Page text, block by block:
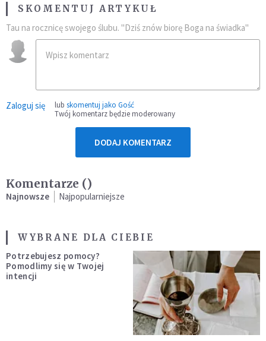
SKOMENTUJ ARTYKUŁ
Tau na rocznicę swojego ślubu. "Dziś znów biorę Boga na świadka"
Zaloguj się lub skomentuj jako Gość
Twój komentarz będzie moderowany
DODAJ KOMENTARZ
Komentarze ()
Najnowsze Najpopularniejsze
WYBRANE DLA CIEBIE
Potrzebujesz pomocy?
Pomodlimy się w Twojej
intencji